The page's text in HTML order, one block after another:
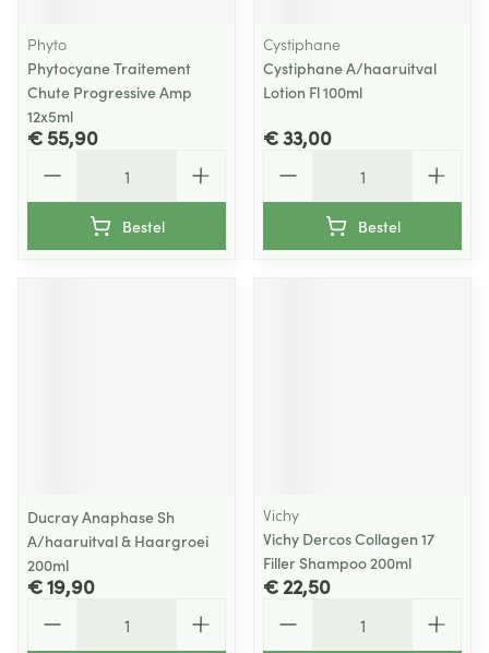
Phyto
Phytocyane Traitement
Chute Progressive Amp
12x5ml
€ 55,90
Bestel
Cystiphane
Cystiphane A/haaruitval
Lotion Fl 100ml
€ 33,00
Bestel
Ducray Anaphase Sh
A/haaruitval & Haargroei
200ml
€ 19,90
Vichy
Vichy Dercos Collagen 17
Filler Shampoo 200ml
€ 22,50